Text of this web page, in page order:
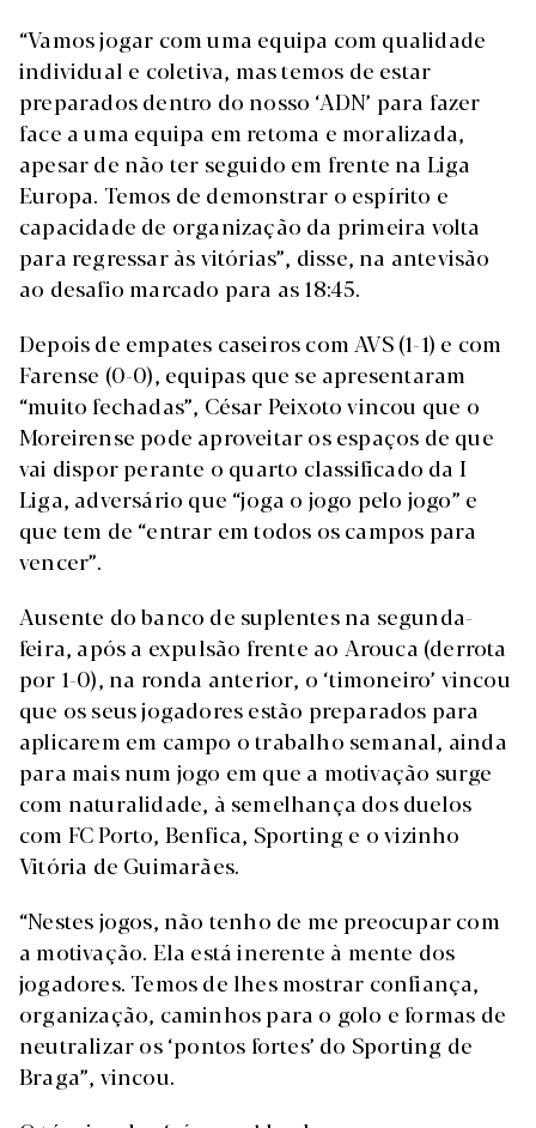
“Vamos jogar com uma equipa com qualidade
individual e coletiva, mas temos de estar
preparados dentro do nosso ‘ADN’ para fazer
face a uma equipa em retoma e moralizada,
apesar de não ter seguido em frente na Liga
Europa. Temos de demonstrar o espírito e
capacidade de organização da primeira volta
para regressar às vitórias”, disse, na antevisão
ao desafio marcado para as 18:45.
Depois de empates caseiros com AVS (1-1) e com
Farense (0-0), equipas que se apresentaram
“muito fechadas”, César Peixoto vincou que o
Moreirense pode aproveitar os espaços de que
vai dispor perante o quarto classificado da I
Liga, adversário que “joga o jogo pelo jogo” e
que tem de “entrar em todos os campos para
vencer”.
Ausente do banco de suplentes na segunda-
feira, após a expulsão frente ao Arouca (derrota
por 1-0), na ronda anterior, o ‘timoneiro’ vincou
que os seus jogadores estão preparados para
aplicarem em campo o trabalho semanal, ainda
para mais num jogo em que a motivação surge
com naturalidade, à semelhança dos duelos
com FC Porto, Benfica, Sporting e o vizinho
Vitória de Guimarães.
“Nestes jogos, não tenho de me preocupar com
a motivação. Ela está inerente à mente dos
jogadores. Temos de lhes mostrar confiança,
organização, caminhos para o golo e formas de
neutralizar os ‘pontos fortes’ do Sporting de
Braga”, vincou.